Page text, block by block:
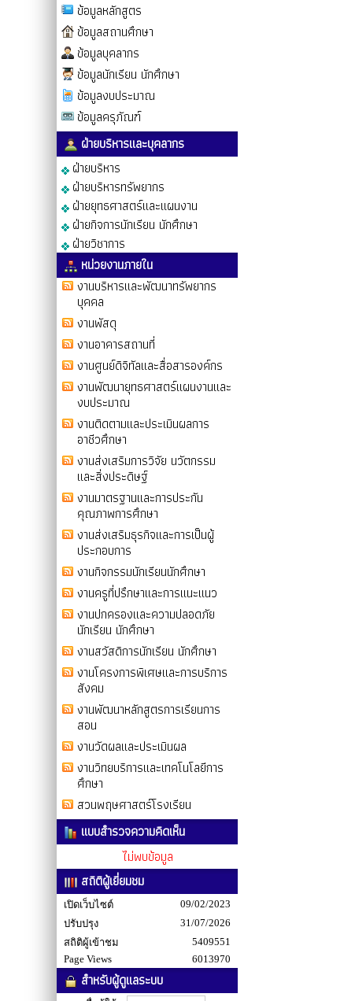
ข้อมูลหลักสูตร
ข้อมูลสถานศึกษา
ข้อมูลบุคลากร
ข้อมูลนักเรียน นักศึกษา
ข้อมูลงบประมาณ
ข้อมูลครุภัณฑ์
ฝ่ายบริหารและบุคลากร
ฝ่ายบริหาร
ฝ่ายบริหารทรัพยากร
ฝ่ายยุทธศาสตร์และแผนงาน
ฝ่ายกิจการนักเรียน นักศึกษา
ฝ่ายวิชาการ
หน่วยงานภายใน
งานบริหารและพัฒนาทรัพยากร
บุคคล
งานพัสดุ
งานอาคารสถานที่
งานศูนย์ดิจิทัลและสื่อสารองค์กร
งานพัฒนายุทธศาสตร์แผนงานและ
งบประมาณ
งานติดตามและประเมินผลการ
อาชีวศึกษา
งานส่งเสริมการวิจัย นวัตกรรม
และสิ่งประดิษฐ์
งานมาตรฐานและการประกัน
คุณภาพการศึกษา
งานส่งเสริมธุรกิจและการเป็นผู้
ประกอบการ
งานกิจกรรมนักเรียนนักศึกษา
งานครูที่ปรึกษาและการแนะแนว
งานปกครองและความปลอดภัย
นักเรียน นักศึกษา
งานสวัสดิการนักเรียน นักศึกษา
งานโครงการพิเศษและการบริการ
สังคม
งานพัฒนาหลักสูตรการเรียนการ
สอน
งานวัดผลและประเมินผล
งานวิทยบริการและเทคโนโลยีการ
ศึกษา
สวนพฤษศาสตร์โรงเรียน
แบบสำรวจความคิดเห็น
ไม่พบข้อมูล
สถิติผู้เยี่ยมชม
เปิดเว็บไซต์
09/02/2023
ปรับปรุง
31/07/2026
สถิติผู้เข้าชม
5409551
Page Views
6013970
สำหรับผู้ดูแลระบบ